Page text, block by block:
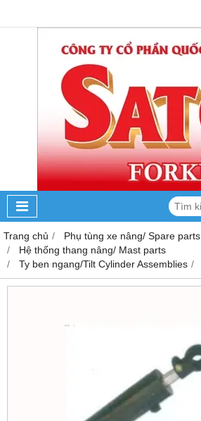
Trang chủ
Phụ tùng xe nâng/ Spare parts
Hệ thống thang nâng/ Mast parts
Ty ben ngang/Tilt Cylinder Assemblies